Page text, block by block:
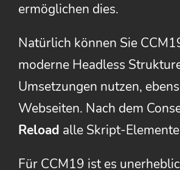
ermöglichen dies.
Natürlich können Sie
moderne Headless
Umsetzungen nutzen,
Webseiten. Nach dem
Reload alle Skript-
Für CCM19 ist es